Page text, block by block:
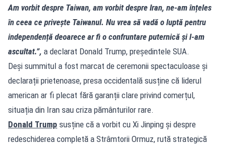
Am vorbit despre Taiwan, am vorbit despre Iran, ne-am înțeles
în ceea ce privește Taiwanul. Nu vrea să vadă o luptă pentru
independență deoarece ar fi o confruntare puternică și l-am
ascultat.”, a declarat Donald Trump, președintele SUA.
Deși summitul a fost marcat de ceremonii spectaculoase și
declarații prietenoase, presa occidentală susține că liderul
american ar fi plecat fără garanții clare privind comerțul,
situația din Iran sau criza pământurilor rare.
Donald Trump susține că a vorbit cu Xi Jinping și despre
redeschiderea completă a Strâmtorii Ormuz, rută strategică